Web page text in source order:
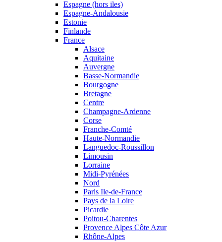
Espagne (hors iles)
Espagne-Andalousie
Estonie
Finlande
France
Alsace
Aquitaine
Auvergne
Basse-Normandie
Bourgogne
Bretagne
Centre
Champagne-Ardenne
Corse
Franche-Comté
Haute-Normandie
Languedoc-Roussillon
Limousin
Lorraine
Midi-Pyrénées
Nord
Paris Ile-de-France
Pays de la Loire
Picardie
Poitou-Charentes
Provence Alpes Côte Azur
Rhône-Alpes